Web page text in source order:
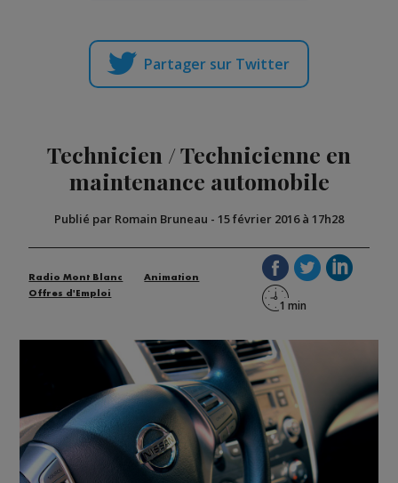
Partager sur Twitter
Technicien / Technicienne en
maintenance automobile
Publié par Romain Bruneau - 15 février 2016 à 17h28
Radio Mont Blanc
Animation
Offres d'Emploi